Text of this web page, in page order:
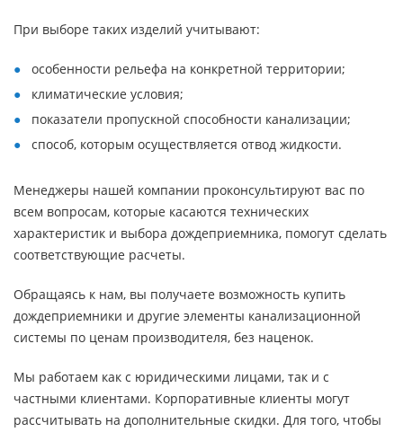
При выборе таких изделий учитывают:
особенности рельефа на конкретной территории;
климатические условия;
показатели пропускной способности канализации;
способ, которым осуществляется отвод жидкости.
Менеджеры нашей компании проконсультируют вас по
всем вопросам, которые касаются технических
характеристик и выбора дождеприемника, помогут сделать
соответствующие расчеты.
Обращаясь к нам, вы получаете возможность купить
дождеприемники и другие элементы канализационной
системы по ценам производителя, без наценок.
Мы работаем как с юридическими лицами, так и с
частными клиентами. Корпоративные клиенты могут
рассчитывать на дополнительные скидки. Для того, чтобы